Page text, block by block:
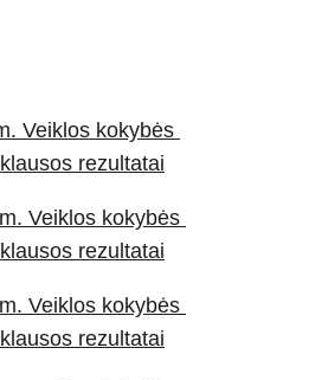
Veiklos kokybės
rezultatai
Veiklos kokybės
rezultatai
Veiklos kokybės
rezultatai